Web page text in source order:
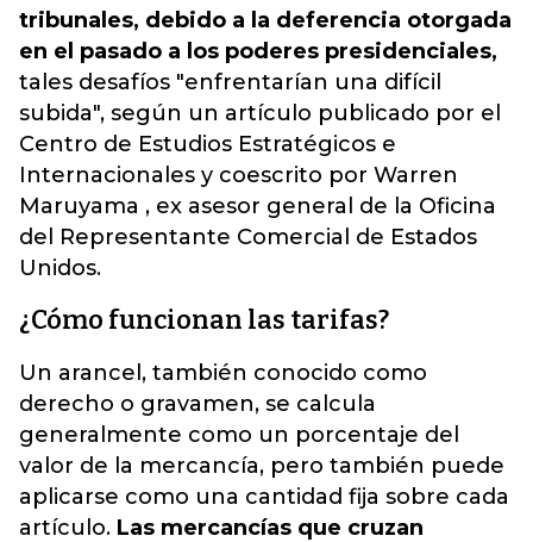
tribunales, debido a la deferencia otorgada
en el pasado a los poderes presidenciales,
tales desafíos "enfrentarían una difícil
subida", según un artículo publicado por el
Centro de Estudios Estratégicos e
Internacionales y coescrito por Warren
Maruyama , ex asesor general de la Oficina
del Representante Comercial de Estados
Unidos.
¿Cómo funcionan las tarifas?
Un arancel, también conocido como
derecho o gravamen, se calcula
generalmente como un porcentaje del
valor de la mercancía, pero también puede
aplicarse como una cantidad fija sobre cada
artículo. Las mercancías que cruzan